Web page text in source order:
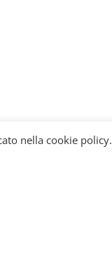
nella cookie policy.